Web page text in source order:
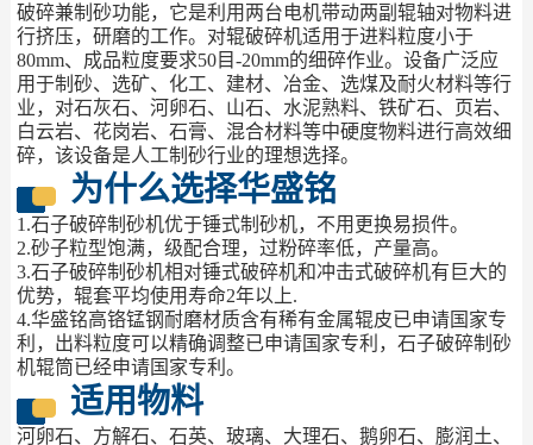
破碎兼制砂功能，它是利用两台电机带动两副辊轴对物料进
行挤压，研磨的工作。对辊破碎机适用于进料粒度小于
80mm、成品粒度要求50目-20mm的细碎作业。设备广泛应
用于制砂、选矿、化工、建材、冶金、选煤及耐火材料等行
业，对石灰石、河卵石、山石、水泥熟料、铁矿石、页岩、
白云岩、花岗岩、石膏、混合材料等中硬度物料进行高效细
碎，该设备是人工制砂行业的理想选择。
为什么选择华盛铭
1.石子破碎制砂机优于锤式制砂机，不用更换易损件。
2.砂子粒型饱满，级配合理，过粉碎率低，产量高。
3.石子破碎制砂机相对锤式破碎机和冲击式破碎机有巨大的
优势，辊套平均使用寿命2年以上.
4.华盛铭高铬锰钢耐磨材质含有稀有金属辊皮已申请国家专
利，出料粒度可以精确调整已申请国家专利，石子破碎制砂
机辊筒已经申请国家专利。
适用物料
河卵石、方解石、石英、玻璃、大理石、鹅卵石、膨润土、